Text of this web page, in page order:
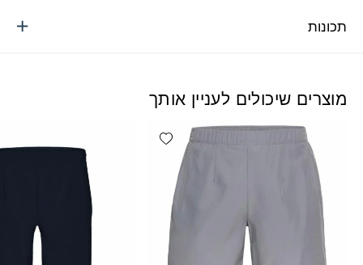
תכונות
מוצרים שיכולים לעניין אותך
Add wishlist